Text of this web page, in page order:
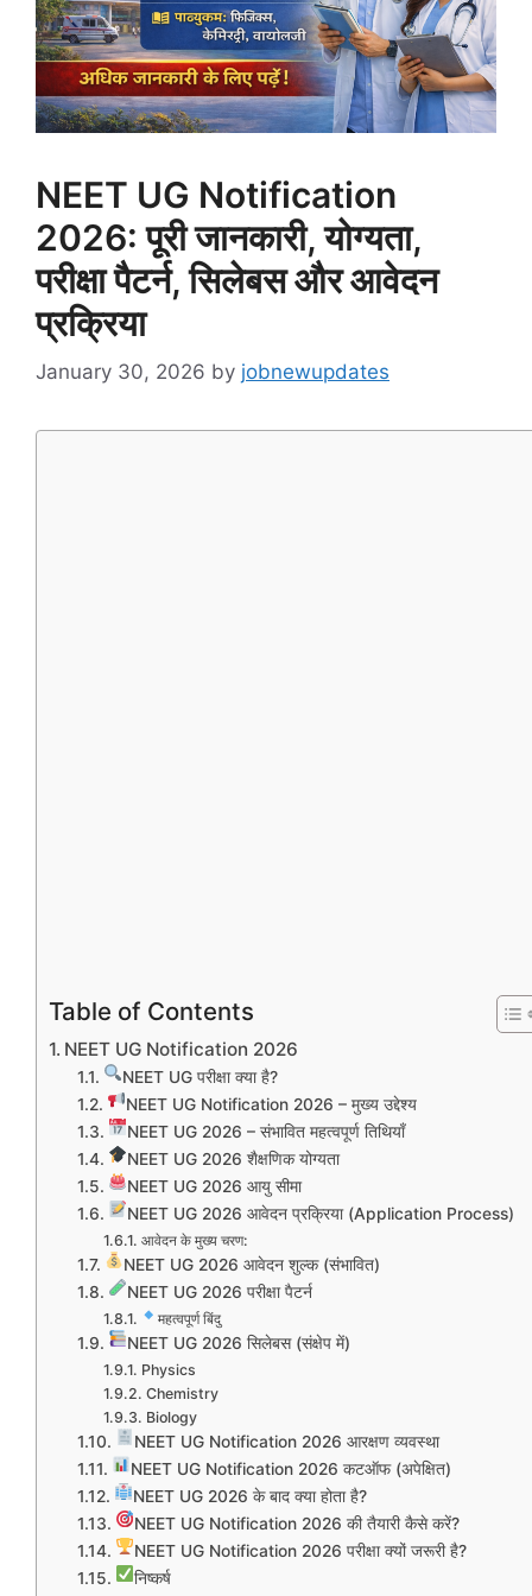
NEET UG Notification
2026: पूरी जानकारी, योग्यता,
परीक्षा पैटर्न, सिलेबस और आवेदन
प्रक्रिया
January 30, 2026 by jobnewupdates
Table of Contents
NEET UG Notification 2026
NEET UG परीक्षा क्या है?
NEET UG Notification 2026 – मुख्य उद्देश्य
NEET UG 2026 – संभावित महत्वपूर्ण तिथियाँ
NEET UG 2026 शैक्षणिक योग्यता
NEET UG 2026 आयु सीमा
NEET UG 2026 आवेदन प्रक्रिया (Application Process)
आवेदन के मुख्य चरण:
NEET UG 2026 आवेदन शुल्क (संभावित)
NEET UG 2026 परीक्षा पैटर्न
महत्वपूर्ण बिंदु
NEET UG 2026 सिलेबस (संक्षेप में)
Physics
Chemistry
Biology
NEET UG Notification 2026 आरक्षण व्यवस्था
NEET UG Notification 2026 कटऑफ (अपेक्षित)
NEET UG 2026 के बाद क्या होता है?
NEET UG Notification 2026 की तैयारी कैसे करें?
NEET UG Notification 2026 परीक्षा क्यों जरूरी है?
निष्कर्ष